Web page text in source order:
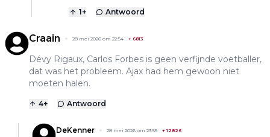
1+ Antwoord
Craain 28 mei 2026 om 22:54 + 6813
Dévy Rigaux, Carlos Forbes is geen verfijnde voetballer,
dat was het probleem. Ajax had hem gewoon niet
moeten halen.
4+ Antwoord
DeKenner 28 mei 2026 om 23:55 +12826